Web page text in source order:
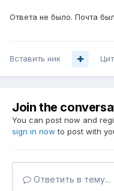
Ответа не было. Почта
Вставить ник
Join the
You can post now and
sign in now to post with
Ответить в тему...